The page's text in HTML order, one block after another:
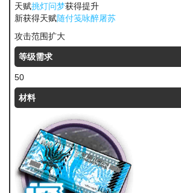
天赋挑灯问梦获得提升
新获得天赋随付笺咏醉屠苏
攻击范围扩大
等级需求
50
材料